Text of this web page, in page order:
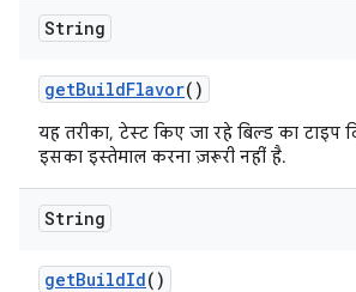
String
getBuildFlavor()
यह तरीका, टेस्ट किए जा रहे बिल्ड का टाइप
इसका इस्तेमाल करना ज़रूरी नहीं है.
String
getBuildId()